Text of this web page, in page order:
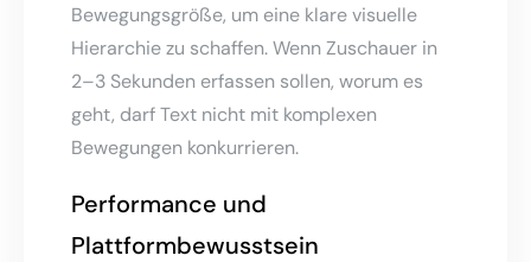
Bewegungsgröße, um eine klare visuelle
Hierarchie zu schaffen. Wenn Zuschauer in
2–3 Sekunden erfassen sollen, worum es
geht, darf Text nicht mit komplexen
Bewegungen konkurrieren.
Performance und
Plattformbewusstsein